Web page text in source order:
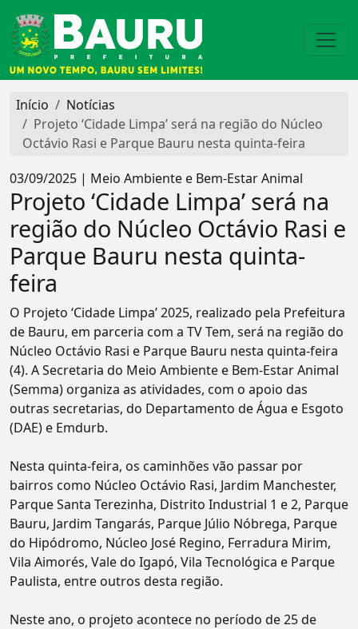
Início
Notícias
Projeto ‘Cidade Limpa’ será na região do Núcleo
Octávio Rasi e Parque Bauru nesta quinta-feira
03/09/2025 | Meio Ambiente e Bem-Estar Animal
Projeto ‘Cidade Limpa’ será na
região do Núcleo Octávio Rasi e
Parque Bauru nesta quinta-
feira
O Projeto ‘Cidade Limpa’ 2025, realizado pela Prefeitura
de Bauru, em parceria com a TV Tem, será na região do
Núcleo Octávio Rasi e Parque Bauru nesta quinta-feira
(4). A Secretaria do Meio Ambiente e Bem-Estar Animal
(Semma) organiza as atividades, com o apoio das
outras secretarias, do Departamento de Água e Esgoto
(DAE) e Emdurb.
Nesta quinta-feira, os caminhões vão passar por
bairros como Núcleo Octávio Rasi, Jardim Manchester,
Parque Santa Terezinha, Distrito Industrial 1 e 2, Parque
Bauru, Jardim Tangarás, Parque Júlio Nóbrega, Parque
do Hipódromo, Núcleo José Regino, Ferradura Mirim,
Vila Aimorés, Vale do Igapó, Vila Tecnológica e Parque
Paulista, entre outros desta região.
Neste ano, o projeto acontece no período de 25 de